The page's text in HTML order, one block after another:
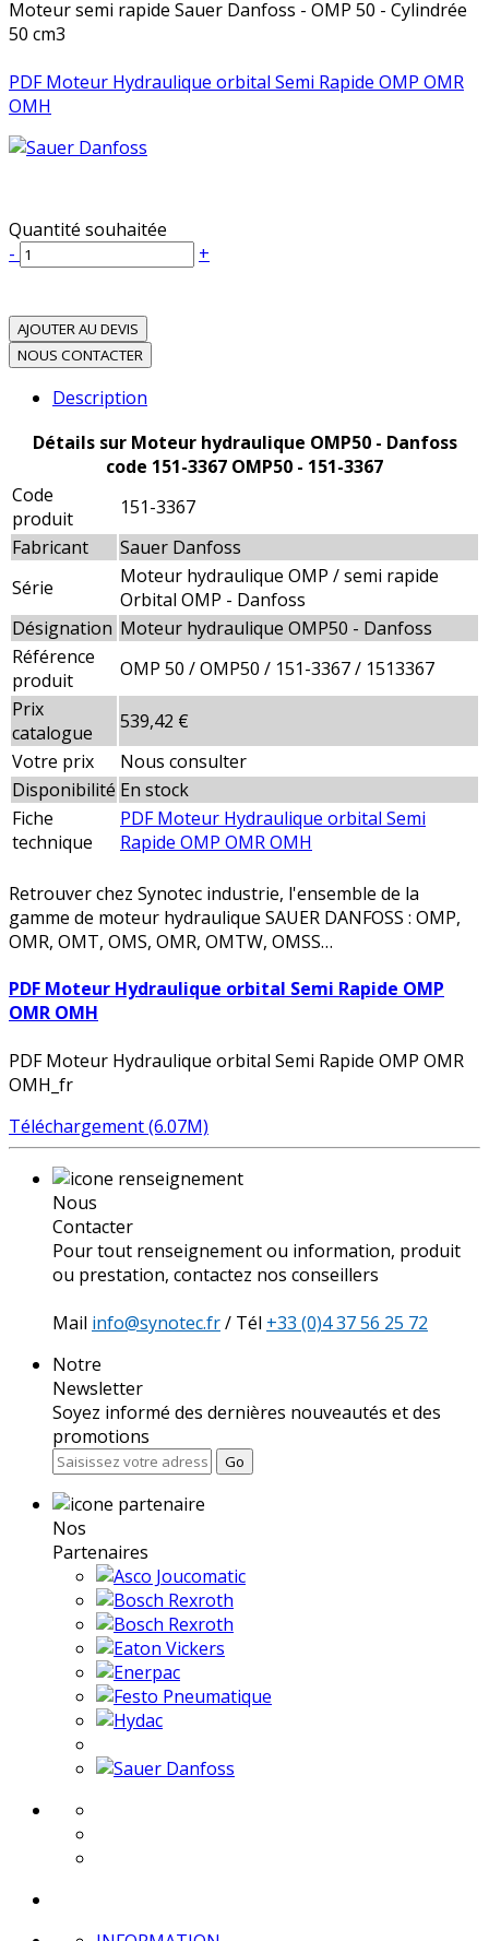
Moteur semi rapide Sauer Danfoss - OMP 50 - Cylindrée
50 cm3
PDF Moteur Hydraulique orbital Semi Rapide OMP OMR
OMH
Quantité souhaitée
-
+
AJOUTER AU DEVIS
NOUS CONTACTER
Description
Détails sur Moteur hydraulique OMP50 - Danfoss
code 151-3367 OMP50 - 151-3367
Code
produit
151-3367
Fabricant
Sauer Danfoss
Série
Moteur hydraulique OMP / semi rapide
Orbital OMP - Danfoss
Désignation Moteur hydraulique OMP50 - Danfoss
Référence
produit
OMP 50 / OMP50 / 151-3367 / 1513367
Prix
catalogue
539,42 €
Votre prix
Nous consulter
Disponibilité En stock
Fiche
technique
PDF Moteur Hydraulique orbital Semi
Rapide OMP OMR OMH
Retrouver chez Synotec industrie, l'ensemble de la
gamme de moteur hydraulique SAUER DANFOSS : OMP,
OMR, OMT, OMS, OMR, OMTW, OMSS…
PDF Moteur Hydraulique orbital Semi Rapide OMP
OMR OMH
PDF Moteur Hydraulique orbital Semi Rapide OMP OMR
OMH_fr
Téléchargement (6.07M)
Nous
Contacter
Pour tout renseignement ou information, produit
ou prestation, contactez nos conseillers
Mail info@synotec.fr/ Tél +33 (0)4 37 56 25 72
Notre
Newsletter
Soyez informé des dernières nouveautés et des
promotions
Go
Nos
Partenaires